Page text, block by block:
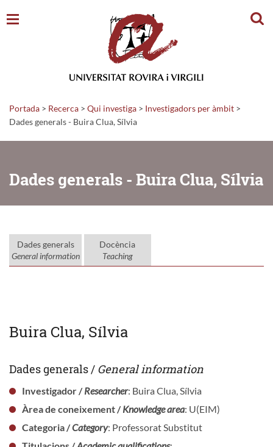
Portada > Recerca > Qui investiga > Investigadors per àmbit >
Dades generals - Buira Clua, Sílvia
Dades generals - Buira Clua, Sílvia
Dades generals
General information
Docència
Teaching
Buira Clua, Sílvia
Dades generals / General information
Investigador /Researcher: Buira Clua, Sílvia
Àrea de coneixement /Knowledge area: U(EIM)
Categoria /Category: Professorat Substitut